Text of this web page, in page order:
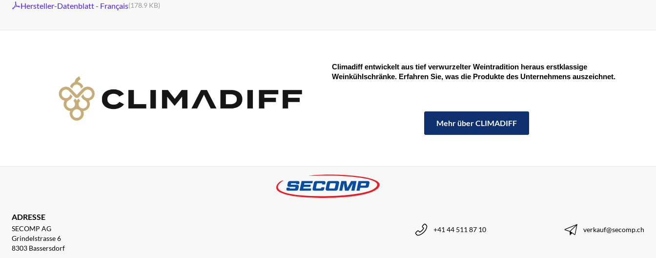
Hersteller-Datenblatt - Français(178.9 KB)
Climadiff entwickelt aus tief verwurzelter Weintradition heraus erstklassige
Weinkühlschränke. Erfahren Sie, was die Produkte des Unternehmens auszeichnet.
Mehr über CLIMADIFF
ADRESSE
SECOMP AG
Grindelstrasse 6
8303 Bassersdorf
+41 44 511 87 10 verkauf@secomp.ch